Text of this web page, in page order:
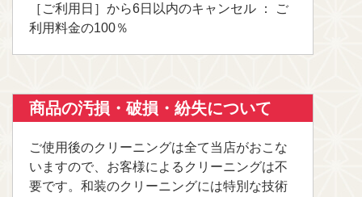
［ご利用日］から6日以内のキャンセル ： ご
利用料金の100％
商品の汚損・破損・紛失について
ご使用後のクリーニングは全て当店がおこな
いますので、お客様によるクリーニングは不
要です。和装のクリーニングには特別な技術